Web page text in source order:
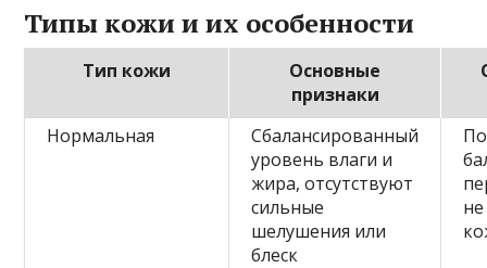
Типы кожи и их особенности
Тип кожи
Основные
признаки
Нормальная
Сбалансированный
уровень влаги и
жира, отсутствуют
сильные
шелушения или
блеск